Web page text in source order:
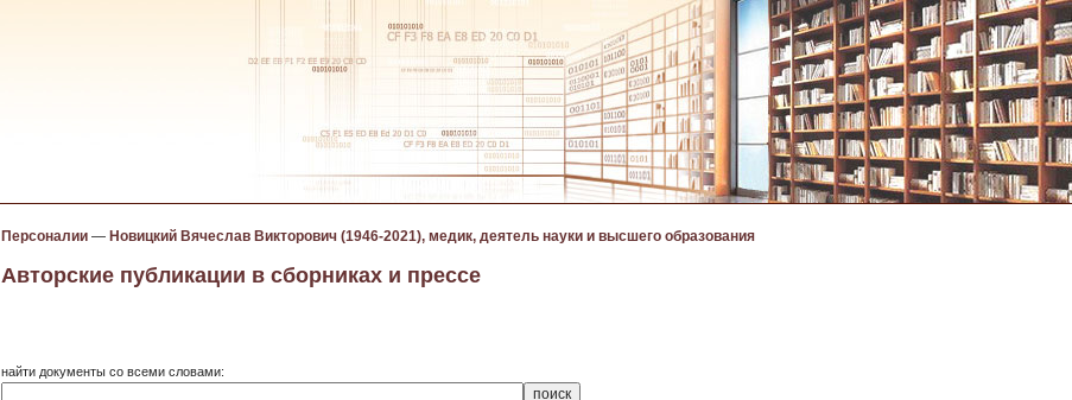
Персоналии — Новицкий Вячеслав Викторович (1946-2021), медик, деятель науки и высшего образования
Авторские публикации в сборниках и прессе
найти документы со всеми словами: